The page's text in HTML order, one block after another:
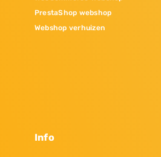
PrestaShop webshop
Webshop verhuizen
Info